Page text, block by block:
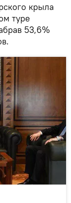
крыла
туре
53,6%